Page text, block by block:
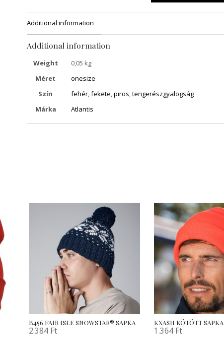
Additional information
Additional information
Weight
0,05 kg
Méret
onesize
Szín
fehér,fekete,piros,tengerészgyalogság
Márka
Atlantis
B456 FAIR ISLE SNOWSTAR® SAPKA
2.384 Ft
KXASH KÖTÖTT SAPKA
1.364 Ft